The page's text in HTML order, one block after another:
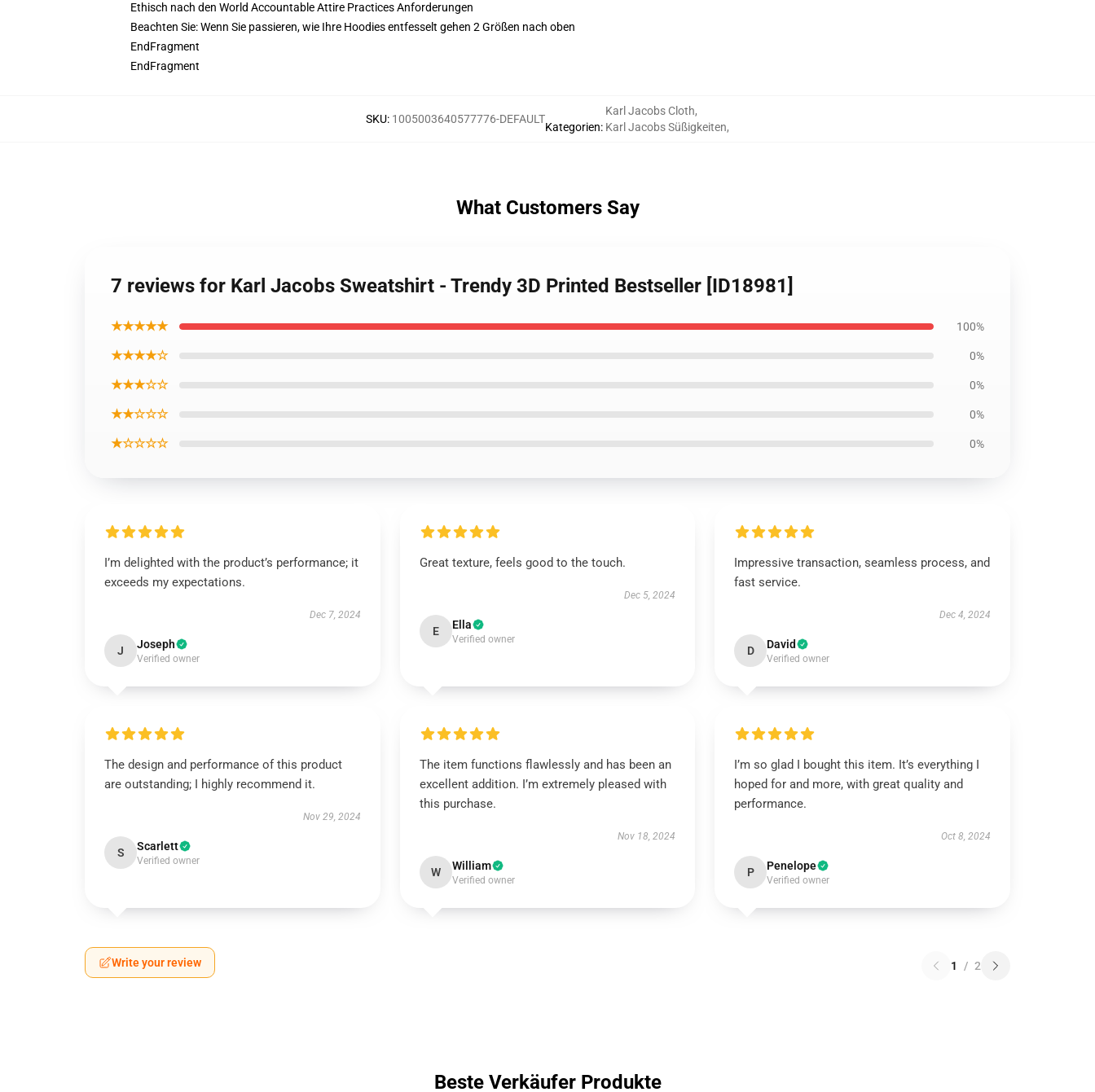
Ethisch nach den World Accountable Attire Practices Anforderungen
Beachten Sie: Wenn Sie passieren, wie Ihre Hoodies entfesselt gehen 2 Größen nach oben
EndFragment
EndFragment
SKU: 1005003640577776-DEFAULT
Kategorien:
Karl Jacobs Cloth,
Karl Jacobs Süßigkeiten,
What Customers Say
7 reviews for Karl Jacobs Sweatshirt - Trendy 3D Printed Bestseller [ID18981]
★★★★★ 100%
★★★★☆ 0%
★★★☆☆ 0%
★★☆☆☆ 0%
★☆☆☆☆ 0%
I’m delighted with the product’s performance; it
exceeds my expectations.
Dec 7, 2024
J Joseph
Verified owner
Great texture, feels good to the touch.
Dec 5, 2024
E Ella
Verified owner
Impressive transaction, seamless process, and
fast service.
Dec 4, 2024
D David
Verified owner
The design and performance of this product
are outstanding; I highly recommend it.
Nov 29, 2024
S Scarlett
Verified owner
The item functions flawlessly and has been an
excellent addition. I’m extremely pleased with
this purchase.
Nov 18, 2024
W William
Verified owner
I’m so glad I bought this item. It’s everything I
hoped for and more, with great quality and
performance.
Oct 8, 2024
P Penelope
Verified owner
Write your review 1 / 2
Beste Verkäufer Produkte